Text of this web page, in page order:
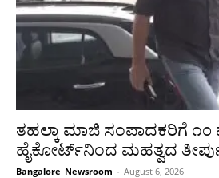
ತಹಲ್ಕಾ ಮಾಜಿ ಸಂಪಾದಕರಿಗೆ ೧೦
ಹೈಕೋರ್ಟ್‌ನಿಂದ ಮಹತ್ವದ
Bangalore_Newsroom - August 6, 2026